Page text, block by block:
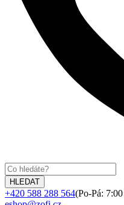
+420 588 288 564(Po-Pá: